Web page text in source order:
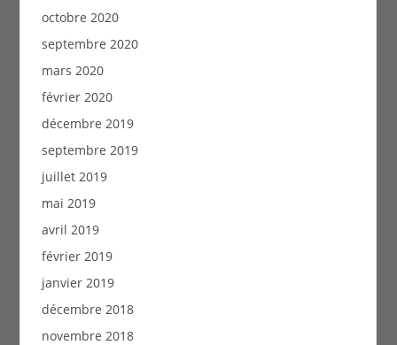
octobre 2020
septembre 2020
mars 2020
février 2020
décembre 2019
septembre 2019
juillet 2019
mai 2019
avril 2019
février 2019
janvier 2019
décembre 2018
novembre 2018